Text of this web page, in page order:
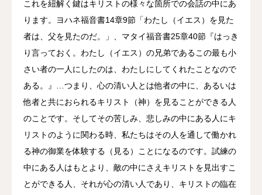
これを紐解く鍵はキリストの様々な箇所での会話の中にあ
ります。ヨハネ福音書14章9節「わたし（イエス）を見た
者は、父を見たのだ。」、マタイ福音書25章40節『はっき
り言っておく。わたし（イエス）の兄弟であるこの最も小
さい者の一人にしたのは、わたしにしてくれたことなので
ある。』…つまり、心の清い人とは他者の中に、あるいは
他者と共におられるキリスト（神）を見ることができる人
のことです。そしてその苦しみ、悲しみの中にある人にキ
リストのように関わる時、私たちはその人を通して働かれ
る神の御業を体験する（見る）ことになるのです。試練の
中にある人はもとより、敵の中にさえキリストを見出すこ
とができる人、それが心の清い人であり、キリストの臨在